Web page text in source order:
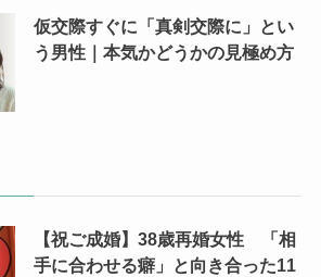
仮交際すぐに「真剣交際に」とい
う男性｜本気かどうかの見極め方
【祝ご成婚】38歳再婚女性 「相
手に合わせる癖」と向き合った11